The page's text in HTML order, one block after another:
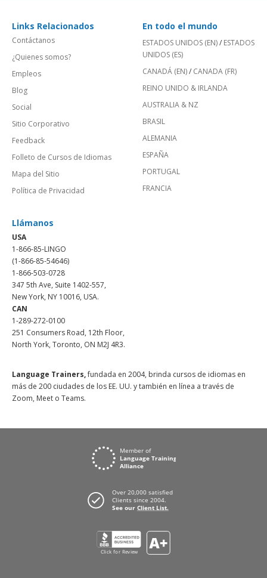
Links Relacionados
Contáctanos
¿Quienes somos?
Empleos
Blog
Social
Sitio Corporativo
Feedback
Folleto de Cursos de Idiomas
Mapa del Sitio
Política de Privacidad
En todo el mundo
ESTADOS UNIDOS (EN)/ ESTADOS
UNIDOS (ES)
CANADÁ (EN)/ CANADA (FR)
REINO UNIDO & IRLANDA
AUSTRALIA & NZ
BRASIL
ALEMANIA
ESPAÑA
PORTUGAL
FRANCIA
Llámanos
USA
1-866-85-LINGO
(1-866-85-54646)
1-866-503-0728
347 5th Ave, Suite 1402-557,
New York, NY 10016, USA.
CAN
1-289-272-0100
251 Consumers Road, 12th Floor,
North York, Toronto, ON M2J 4R3.
Language Trainers,fundada en 2004, brinda cursos de idiomas en
más de 200 ciudades de los EE. UU. y también en línea a través de
Zoom, Meet o Teams.